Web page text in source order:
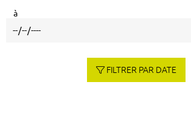
à
FILTRER PAR DATE